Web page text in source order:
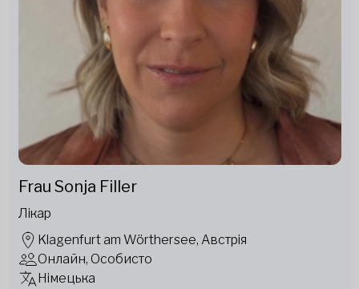
Frau Sonja Filler
Лікар
Klagenfurt am Wörthersee, Австрія
Онлайн, Особисто
Німецька